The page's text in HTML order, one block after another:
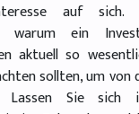
auf sich.
warum ein
aktuell so
sollten, um von
Lassen Sie sich